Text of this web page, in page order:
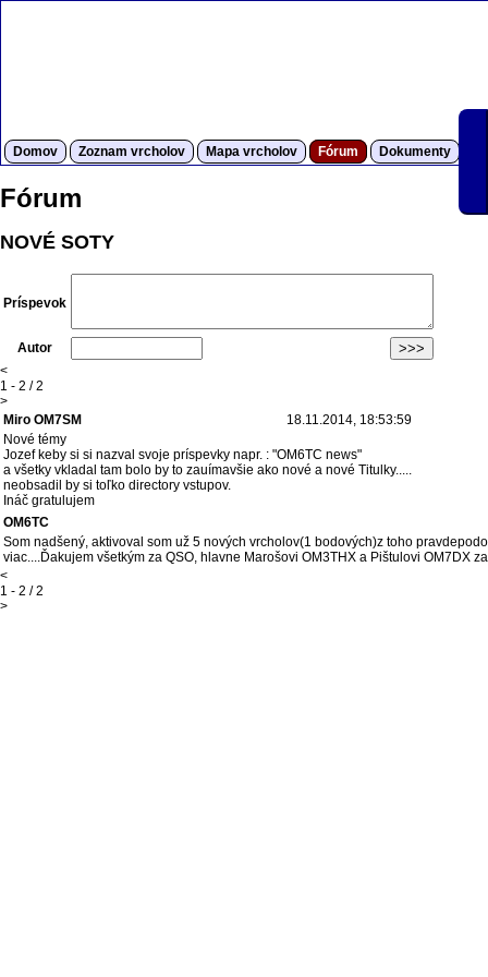
Domov Zoznam vrcholov Mapa vrcholov Fórum Dokumenty
Fórum
NOVÉ SOTY
Príspevok
Autor
<
1 - 2 / 2
>
Miro OM7SM
18.11.2014, 18:53:59
Nové témy
Jozef keby si si nazval svoje príspevky napr. : "OM6TC news"
a všetky vkladal tam bolo by to zauímavšie ako nové a nové Titulky.....
neobsadil by si toľko directory vstupov.
Ináč gratulujem
OM6TC
Som nadšený, aktivoval som už 5 nových vrcholov(1 bodových)z toho
viac....Ďakujem všetkým za QSO, hlavne Marošovi OM3THX a Pištulovi OM7DX
<
1 - 2 / 2
>